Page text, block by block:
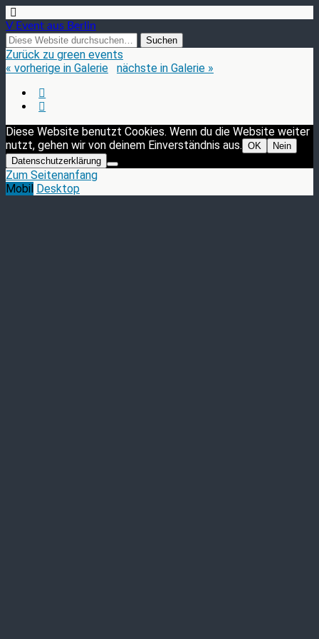
V Event aus Berlin
Zurück zu green events
« vorherige in Galerie
nächste in Galerie »
Diese Website benutzt Cookies. Wenn du die Website weiter
nutzt, gehen wir von deinem Einverständnis aus. OK
Nein
Datenschutzerklärung
Zum Seitenanfang
Mobil Desktop